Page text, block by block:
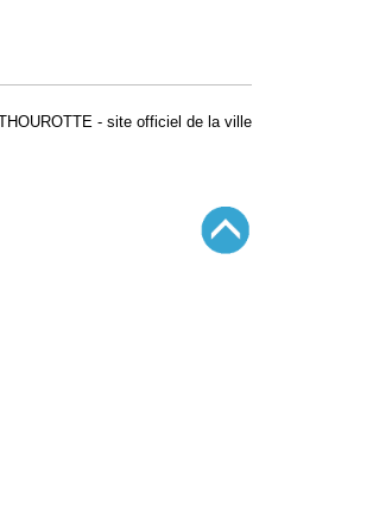
- site officiel de la ville